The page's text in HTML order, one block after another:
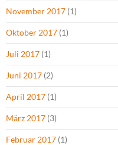
November 2017 (1)
Oktober 2017 (1)
Juli 2017 (1)
Juni 2017 (2)
April 2017 (1)
März 2017 (3)
Februar 2017 (1)